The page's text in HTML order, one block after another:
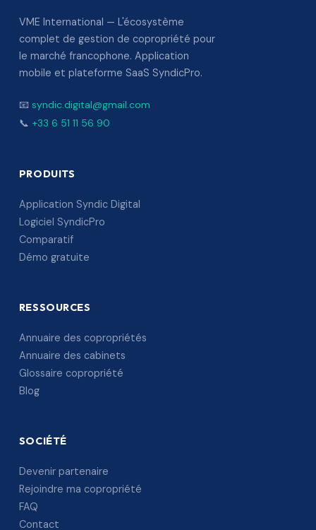
VME International — L'écosystème
complet de gestion de copropriété pour
le marché francophone. Application
mobile et plateforme SaaS SyndicPro.
📧 syndic.digital@gmail.com
📞 +33 6 51 11 56 90
PRODUITS
Application Syndic Digital
Logiciel SyndicPro
Comparatif
Démo gratuite
RESSOURCES
Annuaire des copropriétés
Annuaire des cabinets
Glossaire copropriété
Blog
SOCIÉTÉ
Devenir partenaire
Rejoindre ma copropriété
FAQ
Contact